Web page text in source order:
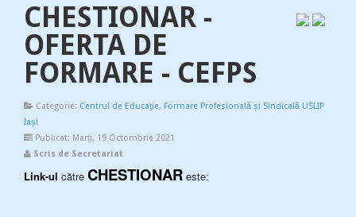
CHESTIONAR -
OFERTA DE
FORMARE - CEFPS
Categorie: Centrul de Educație, Formare Profesională și Sindicală USLIP
Iași
Publicat: Marți, 19 Octombrie 2021
Scris de Secretariat
Link-ul către CHESTIONAR este: